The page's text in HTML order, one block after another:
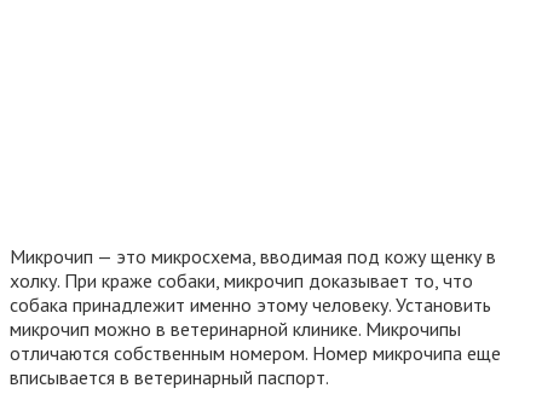
Микрочип — это микросхема, вводимая под кожу щенку в
холку. При краже собаки, микрочип доказывает то, что
собака принадлежит именно этому человеку. Установить
микрочип можно в ветеринарной клинике. Микрочипы
отличаются собственным номером. Номер микрочипа еще
вписывается в ветеринарный паспорт.